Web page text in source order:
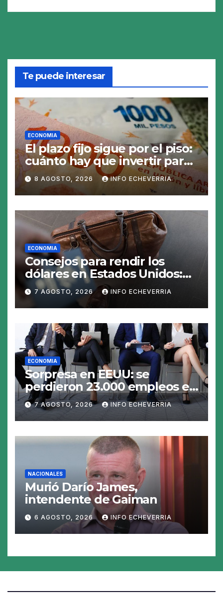
Te puede interesar
ECONOMIA
El plazo fijo sigue por el piso:
cuánto hay que invertir para
generar $50.000 en 30 días
8 AGOSTO, 2026 INFO ECHEVERRIA
ECONOMIA
Consejos para rendir los
dólares en Estados Unidos:
claves para no gastar de más
en el viaje
7 AGOSTO, 2026 INFO ECHEVERRIA
ECONOMIA
Sorpresa en EEUU: se
perdieron 23.000 empleos en
julio y el mercado recalcula
las perspectivas para las
tasas
7 AGOSTO, 2026 INFO ECHEVERRIA
NACIONALES
Murió Darío James,
intendente de Gaiman
6 AGOSTO, 2026 INFO ECHEVERRIA